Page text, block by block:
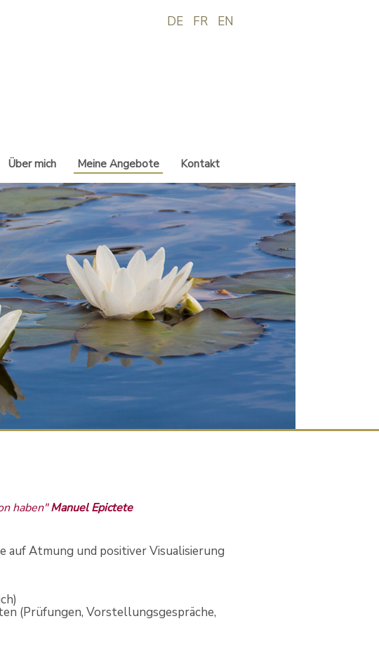
DE FR EN
Über mich Meine Angebote Kontakt
haben"Manuel Epictete
auf Atmung und positiver Visualisierung
(Prüfungen, Vorstellungsgespräche,